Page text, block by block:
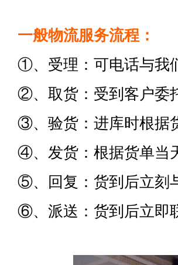
一般物流服务流程：
①、受理：可电话与我
②、取货：受到客户委
③、验货：进库时根据
④、发货：根据货单当
⑤、回复：货到后立刻
⑥、派送：货到后立即